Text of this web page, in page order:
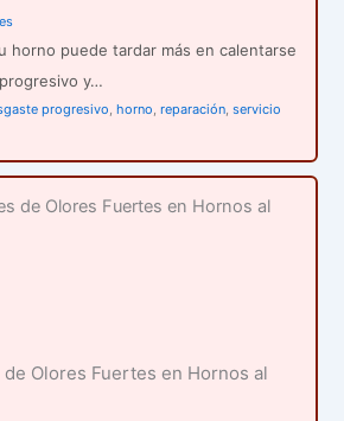
horno puede tardar más en calentarse
y…
progresivo ,horno ,reparación ,servicio
de Olores Fuertes en Hornos al